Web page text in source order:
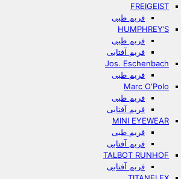
FREIGEIST
فریم طبی
HUMPHREY’S
فریم طبی
فریم آفتابی
Jos. Eschenbach
فریم طبی
Marc O‘Polo
فریم طبی
فریم آفتابی
MINI EYEWEAR
فریم طبی
فریم آفتابی
TALBOT RUNHOF
فریم آفتابی